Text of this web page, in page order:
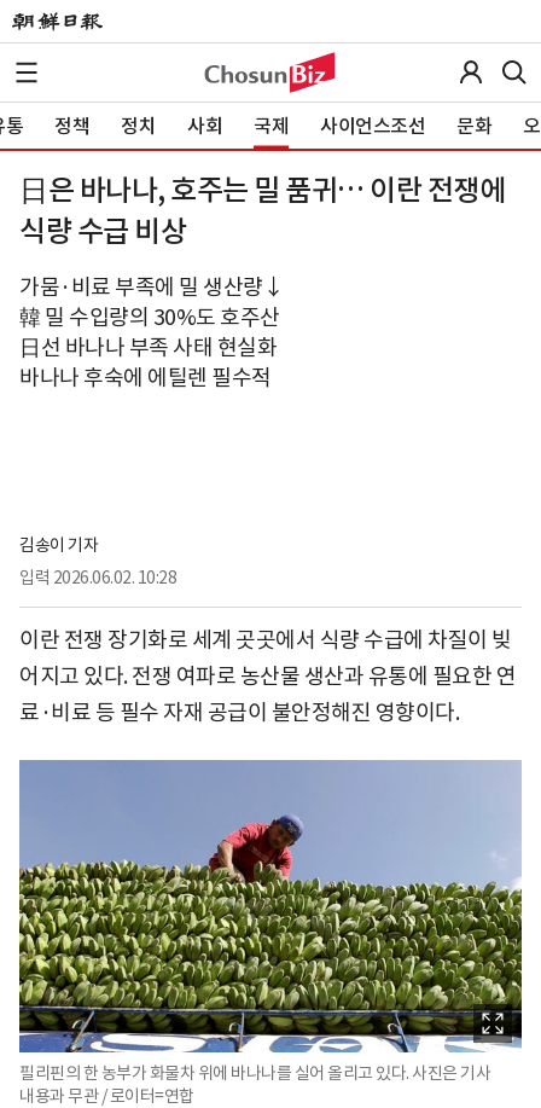
통 정책 정치 사회 국제 사이언스조선 문화
日은 바나나, 호주는 밀 품귀… 이란 전쟁에
식량 수급 비상
가뭄·비료 부족에 밀 생산량↓
韓 밀 수입량의 30%도 호주산
日선 바나나 부족 사태 현실화
바나나 후숙에 에틸렌 필수적
김송이 기자
입력 2026.06.02. 10:28
이란 전쟁 장기화로 세계 곳곳에서 식량 수급에 차질이 빚
어지고 있다. 전쟁 여파로 농산물 생산과 유통에 필요한 연
료·비료 등 필수 자재 공급이 불안정해진 영향이다.
필리핀의 한 농부가 화물차 위에 바나나를 실어 올리고 있다. 사진은 기사
내용과 무관 / 로이터=연합